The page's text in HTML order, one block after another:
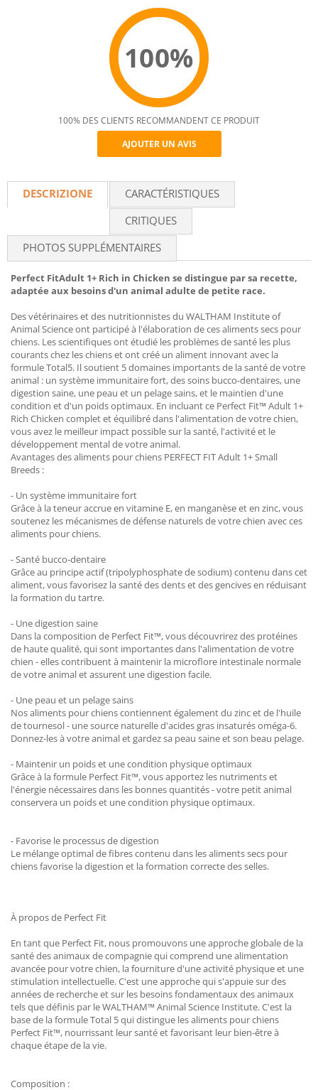
100%
Recommend
100% DES CLIENTS RECOMMANDENT CE PRODUIT
AJOUTER UN AVIS
DESCRIZIONE
CARACTÉRISTIQUES
CRITIQUES
PHOTOS SUPPLÉMENTAIRES
Perfect FitAdult 1+ Rich in Chicken se distingue par sa recette,
adaptée aux besoins d'un animal adulte de petite race.
Des vétérinaires et des nutritionnistes du WALTHAM Institute of
Animal Science ont participé à l'élaboration de ces aliments secs pour
chiens. Les scientifiques ont étudié les problèmes de santé les plus
courants chez les chiens et ont créé un aliment innovant avec la
formule Total5. Il soutient 5 domaines importants de la santé de votre
animal : un système immunitaire fort, des soins bucco-dentaires, une
digestion saine, une peau et un pelage sains, et le maintien d'une
condition et d'un poids optimaux. En incluant ce Perfect Fit™ Adult 1+
Rich Chicken complet et équilibré dans l'alimentation de votre chien,
vous avez le meilleur impact possible sur la santé, l'activité et le
développement mental de votre animal.
Avantages des aliments pour chiens PERFECT FIT Adult 1+ Small
Breeds :
- Un système immunitaire fort
Grâce à la teneur accrue en vitamine E, en manganèse et en zinc, vous
soutenez les mécanismes de défense naturels de votre chien avec ces
aliments pour chiens.
- Santé bucco-dentaire
Grâce au principe actif (tripolyphosphate de sodium) contenu dans cet
aliment, vous favorisez la santé des dents et des gencives en réduisant
la formation du tartre.
- Une digestion saine
Dans la composition de Perfect Fit™, vous découvrirez des protéines
de haute qualité, qui sont importantes dans l'alimentation de votre
chien - elles contribuent à maintenir la microflore intestinale normale
de votre animal et assurent une digestion facile.
- Une peau et un pelage sains
Nos aliments pour chiens contiennent également du zinc et de l'huile
de tournesol - une source naturelle d'acides gras insaturés oméga-6.
Donnez-les à votre animal et gardez sa peau saine et son beau pelage.
- Maintenir un poids et une condition physique optimaux
Grâce à la formule Perfect Fit™, vous apportez les nutriments et
l'énergie nécessaires dans les bonnes quantités - votre petit animal
conservera un poids et une condition physique optimaux.
- Favorise le processus de digestion
Le mélange optimal de fibres contenu dans les aliments secs pour
chiens favorise la digestion et la formation correcte des selles.
À propos de Perfect Fit
En tant que Perfect Fit, nous promouvons une approche globale de la
santé des animaux de compagnie qui comprend une alimentation
avancée pour votre chien, la fourniture d'une activité physique et une
stimulation intellectuelle. C'est une approche qui s'appuie sur des
années de recherche et sur les besoins fondamentaux des animaux
tels que définis par le WALTHAM™ Animal Science Institute. C'est la
base de la formule Total 5 qui distingue les aliments pour chiens
Perfect Fit™, nourrissant leur santé et favorisant leur bien-être à
chaque étape de la vie.
Composition :